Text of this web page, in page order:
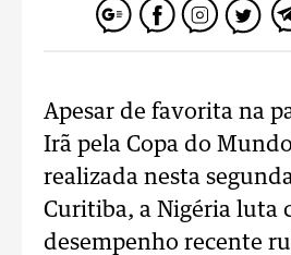
Apesar de favorita na
Irã pela Copa do
realizada nesta
Curitiba, a Nigéria luta
desempenho recente